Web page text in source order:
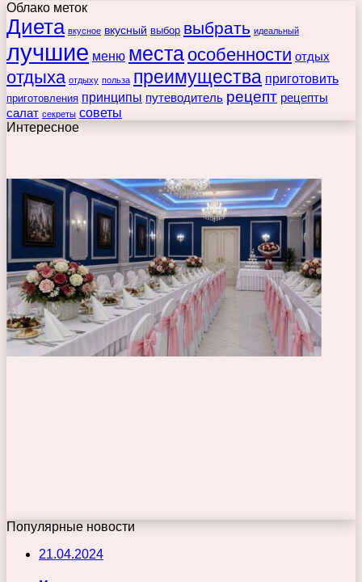
Облако меток
Диета вкусное вкусный выбор выбрать идеальный
лучшие меню места особенности отдых
отдыха отдыху польза преимущества приготовить
приготовления принципы путеводитель рецепт рецепты
салат секреты советы
Интересное
Популярные новости
21.04.2024